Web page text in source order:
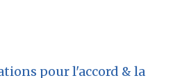
pour l'accord & la